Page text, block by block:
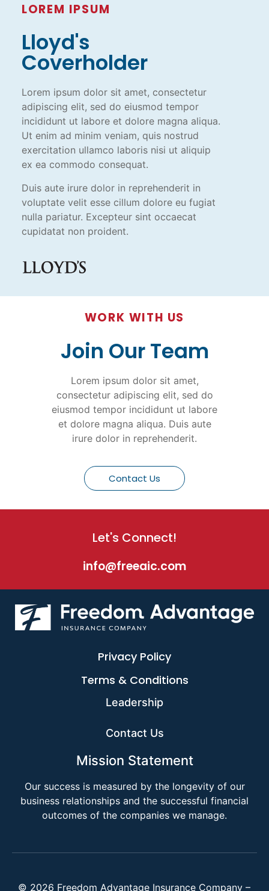
LOREM IPSUM
Lloyd's
Coverholder
Lorem ipsum dolor sit amet, consectetur
adipiscing elit, sed do eiusmod tempor
incididunt ut labore et dolore magna aliqua.
Ut enim ad minim veniam, quis nostrud
exercitation ullamco laboris nisi ut aliquip
ex ea commodo consequat.
Duis aute irure dolor in reprehenderit in
voluptate velit esse cillum dolore eu fugiat
nulla pariatur. Excepteur sint occaecat
cupidatat non proident.
WORK WITH US
Join Our Team
Lorem ipsum dolor sit amet,
consectetur adipiscing elit, sed do
eiusmod tempor incididunt ut labore
et dolore magna aliqua. Duis aute
irure dolor in reprehenderit.
Contact Us
Let's Connect!
info@freeaic.com
Privacy Policy
Terms & Conditions
Leadership
Contact Us
Mission Statement
Our success is measured by the longevity of our
business relationships and the successful financial
outcomes of the companies we manage.
© 2026 Freedom Advantage Insurance Company –